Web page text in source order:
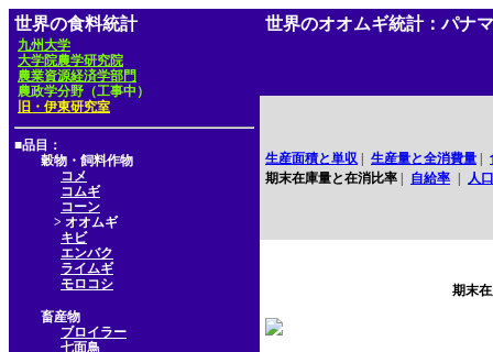
世界の食料統計
九州大学
大学院農学研究院
農業資源経済学部門
農政学分野（工事中）
旧・伊東研究室
■品目：
穀物・飼料作物
コメ
コムギ
コーン
> オオムギ
キビ
エンバク
ライムギ
モロコシ
畜産物
ブロイラー
七面鳥
世界のオオムギ統計：パナマ
生産面積と単収 生産量と全消費量
期末在庫量と在消比率
自給率 人口
期末